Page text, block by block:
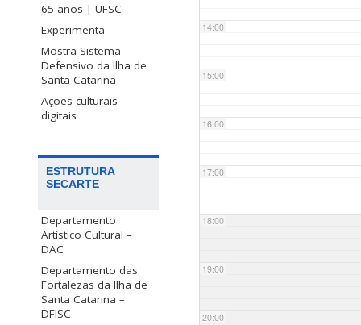
65 anos | UFSC
Experimenta
Mostra Sistema
Defensivo da Ilha de
Santa Catarina
Ações culturais
digitais
ESTRUTURA
SECARTE
Departamento
Artístico Cultural –
DAC
Departamento das
Fortalezas da Ilha de
Santa Catarina –
DFISC
14:00
15:00
16:00
17:00
18:00
19:00
20:00